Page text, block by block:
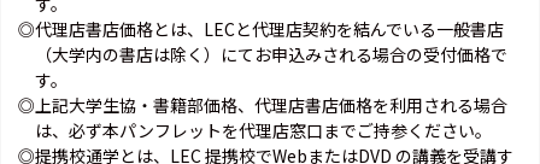
◎代理店書店価格とは、LECと代理店契約を結んでいる一般書店
（大学内の書店は除く）にてお申込みされる場合の受付価格で
す。
◎上記大学生協・書籍部価格、代理店書店価格を利用される場合
は、必ず本パンフレットを代理店窓口までご持参ください。
◎提携校通学とは、LEC 提携校でWebまたはDVD の講義を受講す